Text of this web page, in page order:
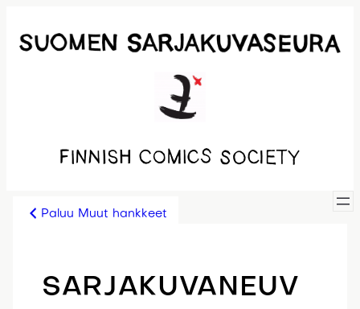
sisältöön
Paluu Muut hankkeet
SARJAKUVANEUV